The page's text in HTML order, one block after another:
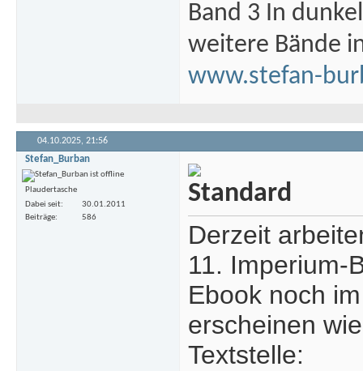
Band 3 In
weitere Bände
www.stefan-
04.10.2025, 21:56
Stefan_Burban
Plaudertasche
Dabei seit
30.01.2011
Beiträge
586
Derzeit
11. Imperium-
Ebook noch
erscheinen
Textstelle: